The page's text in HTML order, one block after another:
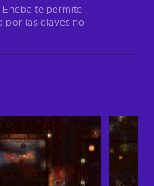
te permite
por las claves no